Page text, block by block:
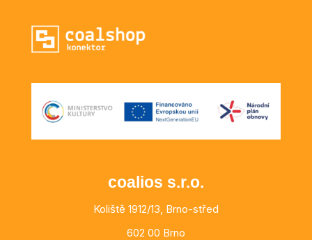
coalios s.r.o.
Koliště 1912/13, Brno-střed
602 00 Brno